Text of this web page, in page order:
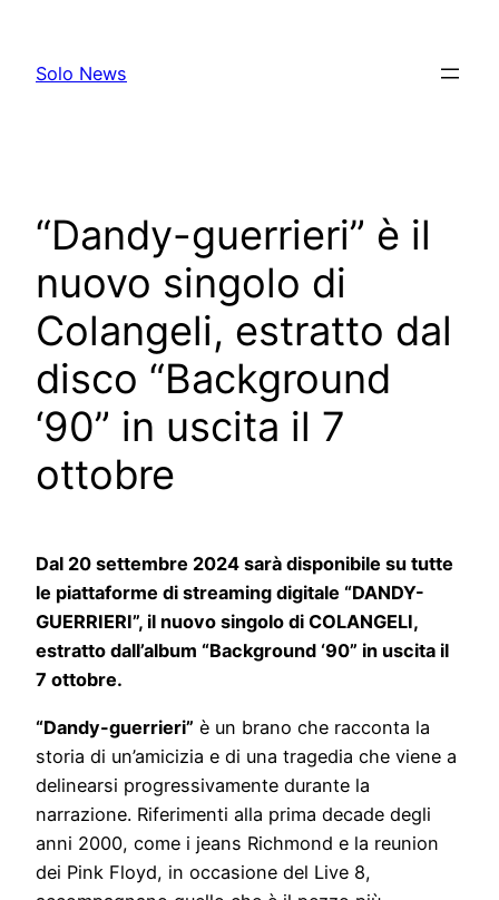
content
Solo News
“Dandy-guerrieri” è il
nuovo singolo di
Colangeli, estratto dal
disco “Background
‘90” in uscita il 7
ottobre
Dal 20 settembre 2024 sarà disponibile su tutte
le piattaforme di streaming digitale “DANDY-
GUERRIERI”, il nuovo singolo di COLANGELI,
estratto dall’album “Background ‘90” in uscita il
7 ottobre.
“Dandy-guerrieri” è un brano che racconta la
storia di un’amicizia e di una tragedia che viene a
delinearsi progressivamente durante la
narrazione. Riferimenti alla prima decade degli
anni 2000, come i jeans Richmond e la reunion
dei Pink Floyd, in occasione del Live 8,